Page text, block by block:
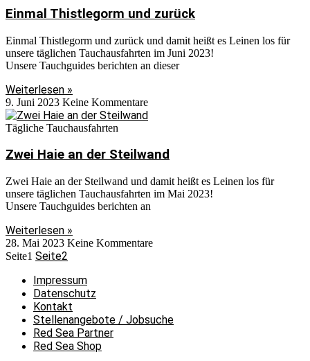
Einmal Thistlegorm und zurück
Einmal Thistlegorm und zurück und damit heißt es Leinen los für
unsere täglichen Tauchausfahrten im Juni 2023!
Unsere Tauchguides berichten an dieser
Weiterlesen »
9. Juni 2023 Keine Kommentare
Tägliche Tauchausfahrten
Zwei Haie an der Steilwand
Zwei Haie an der Steilwand und damit heißt es Leinen los für
unsere täglichen Tauchausfahrten im Mai 2023!
Unsere Tauchguides berichten an
Weiterlesen »
28. Mai 2023 Keine Kommentare
Seite1 Seite2
Impressum
Datenschutz
Kontakt
Stellenangebote / Jobsuche
Red Sea Partner
Red Sea Shop